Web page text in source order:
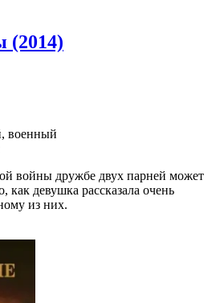
(2014)
военный
войны дружбе двух парней может
как девушка рассказала очень
из них.